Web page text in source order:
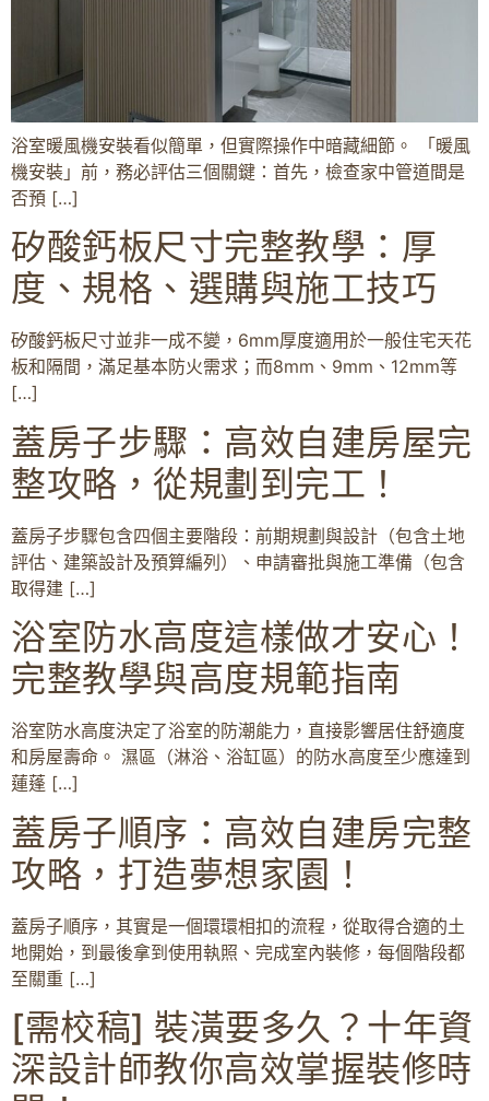
浴室暖風機安裝看似簡單，但實際操作中暗藏細節。 「暖風
機安裝」前，務必評估三個關鍵：首先，檢查家中管道間是
否預 […]
矽酸鈣板尺寸完整教學：厚
度、規格、選購與施工技巧
矽酸鈣板尺寸並非一成不變，6mm厚度適用於一般住宅天花
板和隔間，滿足基本防火需求；而8mm、9mm、12mm等
[…]
蓋房子步驟：高效自建房屋完
整攻略，從規劃到完工！
蓋房子步驟包含四個主要階段：前期規劃與設計（包含土地
評估、建築設計及預算編列）、申請審批與施工準備（包含
取得建 […]
浴室防水高度這樣做才安心！
完整教學與高度規範指南
浴室防水高度決定了浴室的防潮能力，直接影響居住舒適度
和房屋壽命。 濕區（淋浴、浴缸區）的防水高度至少應達到
蓮蓬 […]
蓋房子順序：高效自建房完整
攻略，打造夢想家園！
蓋房子順序，其實是一個環環相扣的流程，從取得合適的土
地開始，到最後拿到使用執照、完成室內裝修，每個階段都
至關重 […]
[需校稿] 裝潢要多久？十年資
深設計師教你高效掌握裝修時